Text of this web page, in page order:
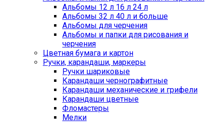
Альбомы 12 л 16 л 24 л
Альбомы 32 л 40 л и больше
Альбомы для черчения
Альбомы и папки для рисования и
черчения
Цветная бумага и картон
Ручки, карандаши, маркеры
Ручки шариковые
Карандаши чернографитные
Карандаши механические и грифели
Карандаши цветные
Фломастеры
Мелки